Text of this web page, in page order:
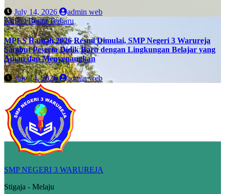
July 14, 2026
admin web
ArtikelBerita Terbaru
MPLS Ramah 2026 Resmi Dimulai, SMP Negeri 3 Warureja
Sambut Peserta Didik Baru dengan Lingkungan Belajar yang
Aman dan Menyenangkan
July 14, 2026 admin web
SMP NEGERI 3 WARUREJA
Stigaja - Melaju